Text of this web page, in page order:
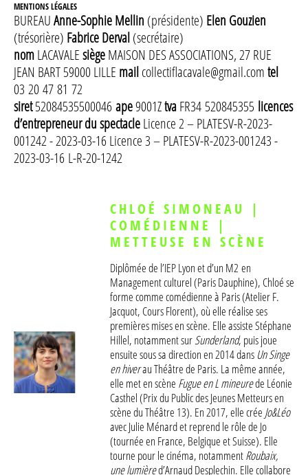
MENTIONS LÉGALES
BUREAUAnne-Sophie Mellin (présidente) Elen Gouzien
(trésorière) Fabrice Derval(secrétaire)
nomLACAVALEsiègeMAISON DES ASSOCIATIONS, 27 RUE
JEAN BART 59000 LILLE mailcollectiflacavale@gmail.comtel
03 20 47 81 72
siret52084535500046ape9001ZtvaFR34 520845355 licences
d’entrepreneur du spectacleLicence 2 – PLATESV-R-2023-
001242 - 2023-03-16 Licence 3 – PLATESV-R-2023-001243 -
2023-03-16 L-R-20-1242
CHLOÉ SIMONEAU |
COMÉDIENNE |
METTEUSE EN SCÈNE
Diplômée de l’IEP Lyon et d’un M2 en
Management culturel (Paris Dauphine), Chloé se
forme comme comédienne à Paris (Atelier F.
Jacquot, Cours Florent), où elle réalise ses
premières mises en scène. Elle assiste Stéphane
Hillel, notamment surSunderland, puis joue
ensuite sous sa direction en 2014 dans Un Singe
en hiverau Théâtre de Paris. La même année,
elle met en scène Fugue en L mineurede Léonie
Casthel (Prix du Public des Jeunes Metteurs en
scène du Théâtre 13). En 2017, elle crée Jo&Léo
avec Julie Ménard et reprend le rôle de Jo
(tournée en France, Belgique et Suisse). Elle
tourne pour le cinéma, notammentRoubaix,
une lumièred’Arnaud Desplechin. Elle collabore